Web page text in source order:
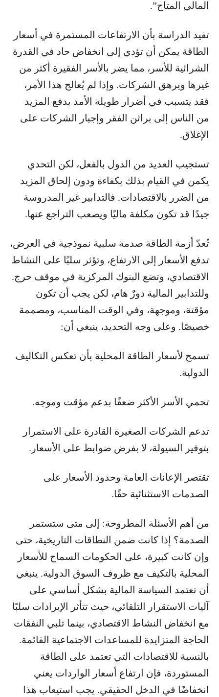
المالي المتاح”.
تفيد الدراسة بأن الارتفاعات المستمرة في أسعار
الطاقة يمكن أن تؤدي إلى انخفاض حاد في القدرة
الشرائية للأسر، مما يضر بالأسر الفقيرة أكثر من
غيرها ويرهق الشركات. وإذا لم يُعالج هذا الأمر،
فقد يتسبب في أضرار طويلة الأمد بدفع المزيد
من الناس إلى براثن الفقر وإجبار الشركات على
الإغلاق.
تستجيب العديد من الدول بالفعل، لكن التحدي
يكمن في القيام بذلك بكفاءة ودون إلحاق المزيد
من الضرر بالاقتصادات. فالتدابير غير المدروسة
جيدًا قد تكون مكلفة ماليًا ويصعب التراجع عنها.
تُعدّ أزمة الطاقة صدمة سلبية نموذجية في العرض،
تدفع الأسعار إلى الارتفاع، وتؤثر سلبًا على النشاط
الاقتصادي، وتضع البنوك المركزية في موقف حرج.
وللتدابير المالية دورٌ هام، لكن يجب أن تكون
مؤقتة، وموجهة، وفي الوقت المناسب، ومصممة
خصيصًا. وعلى وجه التحديد، ينبغي أن:
تسمح لأسعار الطاقة المحلية بأن تعكس التكاليف
الدولية.
تحمي الأسر الأكثر ضعفًا بدعم مؤقت وموجه.
تدعم الشركات الصغيرة القادرة على الاستمرار
بتوفير السيولة، لا بفرض ضوابط على الأسعار.
تقتصر الإعانات العامة وحدود الأسعار على
الصدمات الاستثنائية حقًا.
من أهم الأسئلة المطروحة: إلى متى ستستمر
الصدمة؟ إذا كانت ضمن النطاقات التاريخية، حتى
وإن كانت كبيرة، على الحكومات السماح للأسعار
المحلية بالتكيف مع ظروف السوق الدولية. ينبغي
أن تعتمد السياسة المالية بشكل أساسي على
آليات الاستقرار التلقائي، حيث تتأثر الإيرادات سلبًا
مع انخفاض النشاط الاقتصادي، بينما تلبي النفقات
الحاجة المتزايدة للمساعدات الاجتماعية القائمة.
بالنسبة للاقتصادات التي تعتمد على الطاقة
المستوردة، فإن ارتفاع أسعار الواردات يعني
انخفاضًا في الدخل الحقيقي. يجب استيعاب هذا